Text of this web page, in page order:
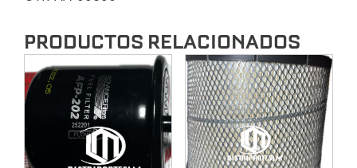
PRODUCTOS RELACIONADOS